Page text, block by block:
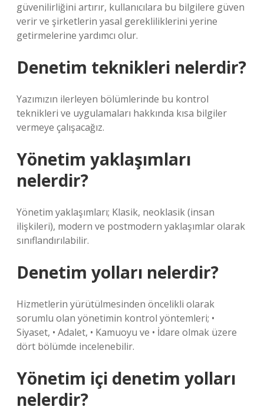
güvenilirliğini artırır, kullanıcılara bu bilgilere güven
verir ve şirketlerin yasal gerekliliklerini yerine
getirmelerine yardımcı olur.
Denetim teknikleri nelerdir?
Yazımızın ilerleyen bölümlerinde bu kontrol
teknikleri ve uygulamaları hakkında kısa bilgiler
vermeye çalışacağız.
Yönetim yaklaşımları
nelerdir?
Yönetim yaklaşımları; Klasik, neoklasik (insan
ilişkileri), modern ve postmodern yaklaşımlar olarak
sınıflandırılabilir.
Denetim yolları nelerdir?
Hizmetlerin yürütülmesinden öncelikli olarak
sorumlu olan yönetimin kontrol yöntemleri; •
Siyaset, • Adalet, • Kamuoyu ve • İdare olmak üzere
dört bölümde incelenebilir.
Yönetim içi denetim yolları
nelerdir?